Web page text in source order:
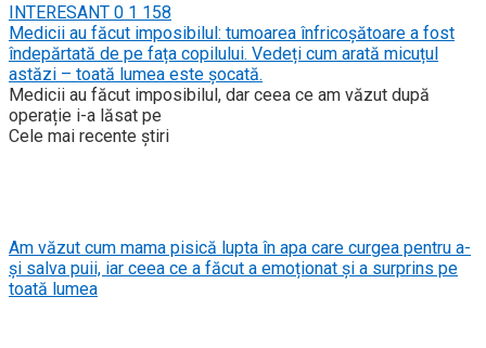
INTERESANT 0 1 158
Medicii au făcut imposibilul: tumoarea înfricoșătoare a fost
îndepărtată de pe fața copilului. Vedeți cum arată micuțul
astăzi – toată lumea este șocată.
Medicii au făcut imposibilul, dar ceea ce am văzut după
operație i-a lăsat pe
Cele mai recente știri
Am văzut cum mama pisică lupta în apa care curgea pentru a-
și salva puii, iar ceea ce a făcut a emoționat și a surprins pe
toată lumea